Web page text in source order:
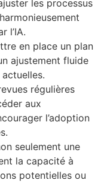
les processus
l’IA.
en place un plan
ajustement fluide
régulières
aux
l’adoption
seulement une
la capacité à
potentielles ou